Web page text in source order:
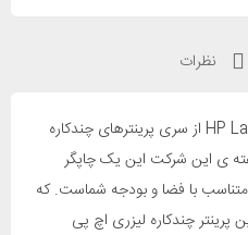
نظرات
پرینتر اچ پی HP LaserJet MFP M۱۴۱w از سری پرینترهای چندکاره
ی این شرکت این یک چاپگر
متناسب با فضا و بودجه شماست. که
پرینتر چندکاره لیزری اچ پی